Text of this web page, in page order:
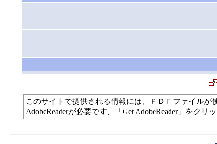
このサイトで提供される情報には、ＰＤＦファイル
AdobeReaderが必要です、「Get AdobeReader」をク